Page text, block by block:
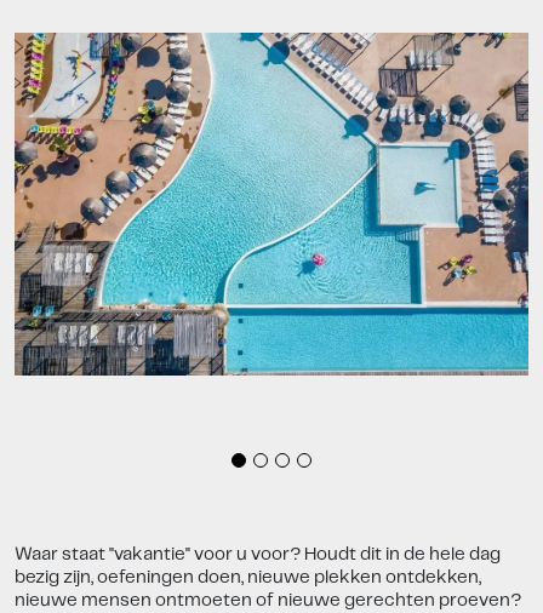
Waar staat "vakantie" voor u voor? Houdt dit in de hele dag
bezig zijn, oefeningen doen, nieuwe plekken ontdekken,
nieuwe mensen ontmoeten of nieuwe gerechten proeven?